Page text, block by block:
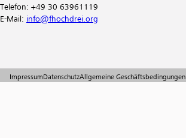
Telefon: +49 30 63961119
E-Mail: info@fhochdrei.org
ImpressumDatenschutzAllgemeine Geschäftsbedingungen